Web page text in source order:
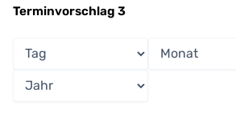
Terminvorschlag 3